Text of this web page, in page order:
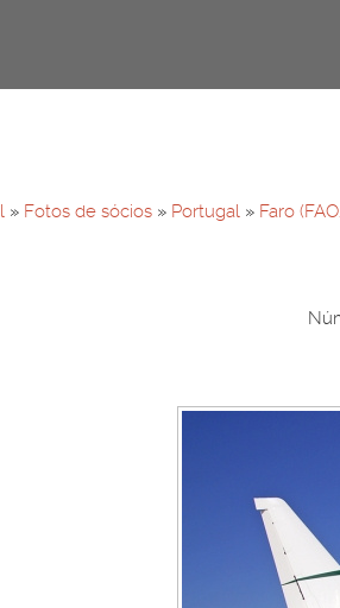
» Fotos de sócios » Portugal » Faro